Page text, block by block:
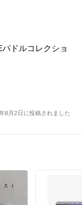
ドルコレクショ
8月2日に投稿されました